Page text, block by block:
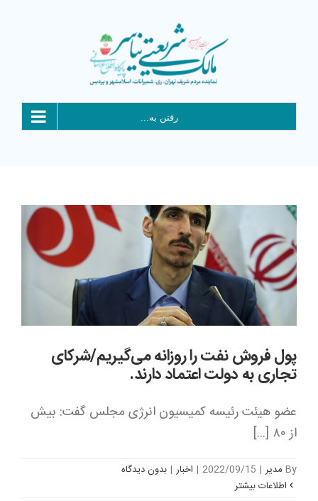
رفتن به...
پول فروش نفت را روزانه می‌گیریم/شرکای
تجاری به دولت اعتماد دارند.
عضو هیئت رئیسه کمیسیون انرژی مجلس گفت: بیش
از ۸۰ [...]
By مدیر |
2022/09/15
| اخبار | بدون ديدگاه
اطلاعات بیشتر